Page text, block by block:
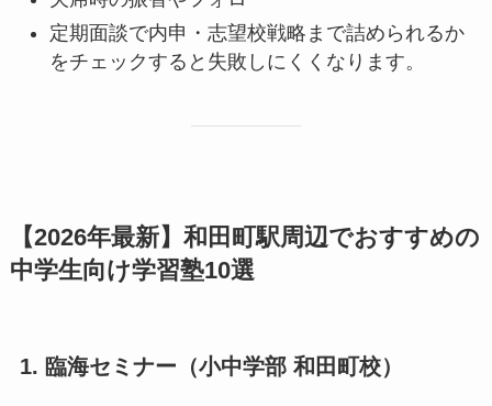
定期面談で内申・志望校戦略まで詰められるか
をチェックすると失敗しにくくなります。
【2026年最新】和田町駅周辺でおすすめの
中学生向け学習塾10選
1. 臨海セミナー（小中学部 和田町校）